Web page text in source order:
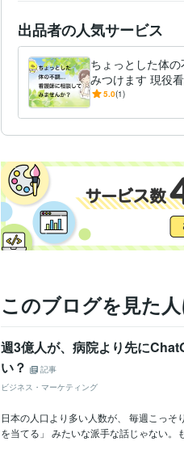
出品者の人気サービス
ちょっとした体
みつけます 現役
なた方の体の不
5.0(1)
このブログを見た
週3億人が、病院より先に
い？
記事
ビジネス・マーケティング
日本の人口より多い人数が、 毎週こっ
を当てる」 みたいな派手な話じゃない。